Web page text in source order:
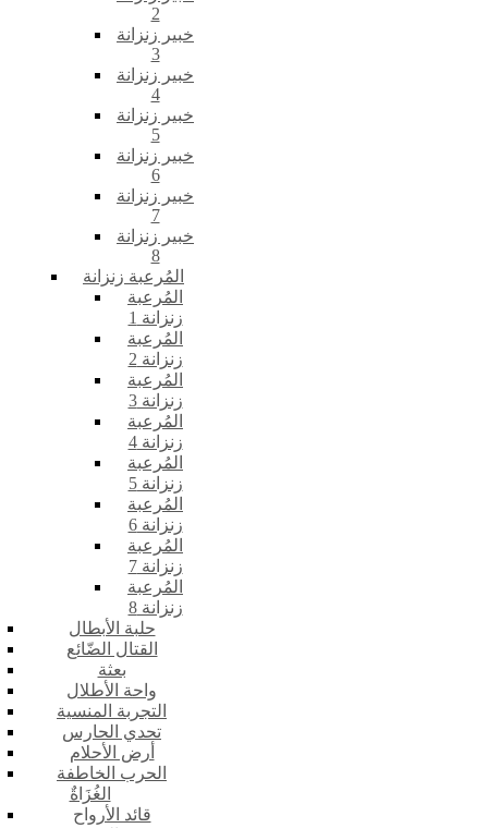
2
خبير زنزانة
3
خبير زنزانة
4
خبير زنزانة
5
خبير زنزانة
6
خبير زنزانة
7
خبير زنزانة
8
المُرعبة زنزانة
المُرعبة
زنزانة 1
المُرعبة
زنزانة 2
المُرعبة
زنزانة 3
المُرعبة
زنزانة 4
المُرعبة
زنزانة 5
المُرعبة
زنزانة 6
المُرعبة
زنزانة 7
المُرعبة
زنزانة 8
حلبة الأبطال
القتال الضّائع
بعثة
واحة الأطلال
التجربة المنسية
تحدي الحارس
أرض الأحلام
الحرب الخاطفة
الغُزَاةٌ
قائد الأرواح